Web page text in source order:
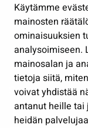
Käytämme
mainosten
ominaisuuksien
analysoimiseen.
mainosalan ja
tietoja siitä,
voivat yhdistää
antanut heille tai
heidän
Työ ja yrittäminen
Osallistu ja asioi
Näytä omat
Seuraa meitä